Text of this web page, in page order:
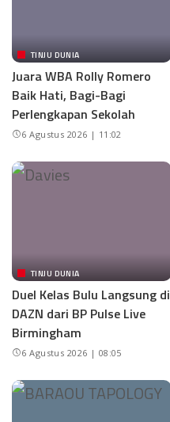
TINJU DUNIA
Juara WBA Rolly Romero
Baik Hati, Bagi-Bagi
Perlengkapan Sekolah
6 Agustus 2026 | 11:02
TINJU DUNIA
Duel Kelas Bulu Langsung di
DAZN dari BP Pulse Live
Birmingham
6 Agustus 2026 | 08:05